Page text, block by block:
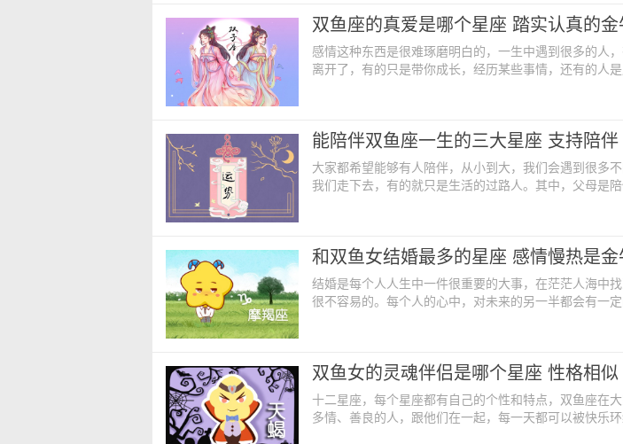
是在双鱼眼中，和天蝎在一起却是很浪漫的事情。唯一有
双鱼座的真爱是哪个星座 踏实认真的金
感情这种东西是很难琢磨明白的，一生中遇到很多的人
离开了，有的只是带你成长，经历某些事情，还有的人是
在一起很容易被调动起内心开朗的一面，两人三观契合，
能陪伴双鱼座一生的三大星座 支持陪伴
大家都希望能够有人陪伴，从小到大，我们会遇到很多
我们走下去，有的就只是生活的过路人。其中，父母是陪
座遇到双鱼座的那一瞬间就认定了双鱼座，无论发生什么
和双鱼女结婚最多的星座 感情慢热是金
结婚是每个人人生中一件很重要的大事，在茫茫人海中
很不容易的。每个人的心中，对未来的另一半都会有一定
邻家弟弟。摩羯座和双鱼座一样都非常善良，因此这样很
双鱼女的灵魂伴侣是哪个星座 性格相
十二星座，每个星座都有自己的个性和特点，双鱼座在
多情、善良的人，跟他们在一起，每一天都可以被快乐环